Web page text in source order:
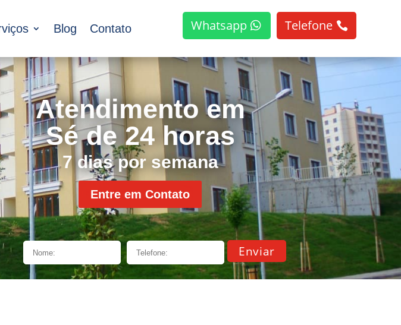
Blog Contato Whatsapp Telefone
Atendimento em
Sé de 24 horas
7 dias por semana
Entre em Contato